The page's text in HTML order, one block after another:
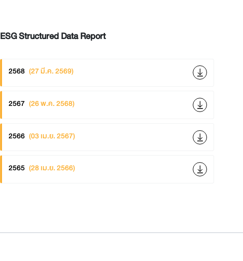
ESG Structured Data Report
2568 (27 มี.ค. 2569)
2567 (26 พ.ค. 2568)
2566 (03 เม.ย. 2567)
2565 (28 เม.ย. 2566)